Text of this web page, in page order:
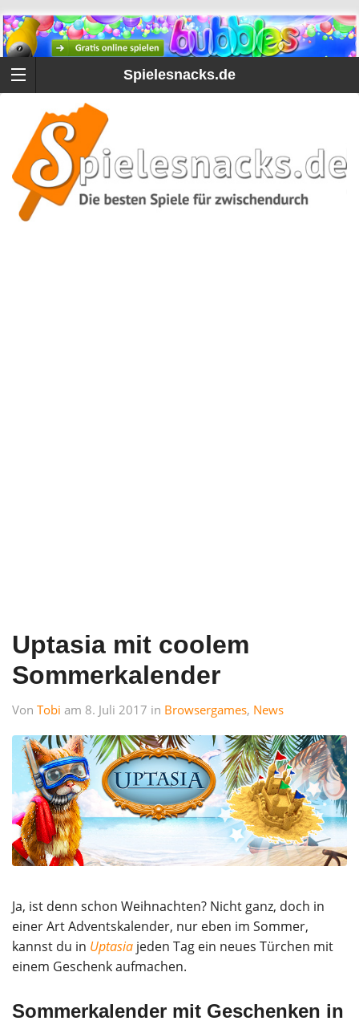
Spielesnacks.de
Uptasia mit coolem
Sommerkalender
Von Tobi am 8. Juli 2017 in Browsergames, News
Ja, ist denn schon Weihnachten? Nicht ganz, doch in
einer Art Adventskalender, nur eben im Sommer,
kannst du in Uptasia jeden Tag ein neues Türchen mit
einem Geschenk aufmachen.
Sommerkalender mit Geschenken in